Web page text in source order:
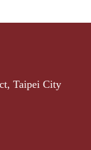
Taipei City